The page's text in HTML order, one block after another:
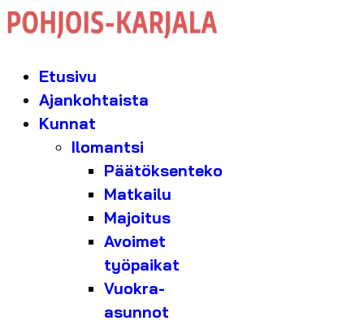
Etusivu
Ajankohtaista
Kunnat
Ilomantsi
Päätöksenteko
Matkailu
Majoitus
Avoimet
työpaikat
Vuokra-
asunnot